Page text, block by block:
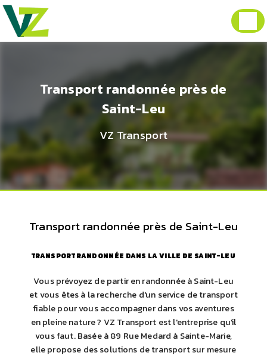
Transport randonnée près de
Saint-Leu
VZ Transport
Transport randonnée près de Saint-Leu
TRANSPORT RANDONNÉE DANS LA VILLE DE SAINT-LEU
Vous prévoyez de partir en randonnée à Saint-Leu
et vous êtes à la recherche d'un service de transport
fiable pour vous accompagner dans vos aventures
en pleine nature ? VZ Transport est l'entreprise qu'il
vous faut. Basée à 89 Rue Medard à Sainte-Marie,
elle propose des solutions de transport sur mesure
Panneau de gestion des cookies